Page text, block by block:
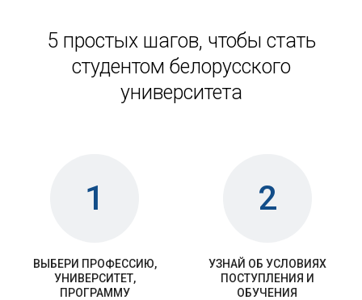
5 простых шагов, чтобы стать
студентом белорусского
университета
1
ВЫБЕРИ ПРОФЕССИЮ,
УНИВЕРСИТЕТ,
ПРОГРАММУ
2
УЗНАЙ ОБ УСЛОВИЯХ
ПОСТУПЛЕНИЯ И
ОБУЧЕНИЯ